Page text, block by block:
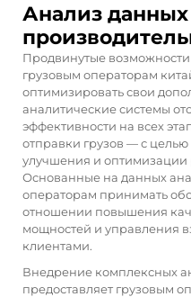
Анализ
Продвинутые
грузовым операторам
оптимизировать свои
аналитические системы
эффективности на всех
отправки грузов — с
улучшения и оптимизации
Основанные на данных
операторам принимать
отношении повышения
мощностей и управления
клиентами.
Внедрение комплексных
предоставляет грузовым